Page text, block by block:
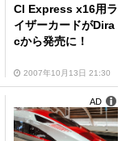
CI Express x16用ラ
イザーカードがDira
cから発売に！
2007年10月13日 21:30
AD